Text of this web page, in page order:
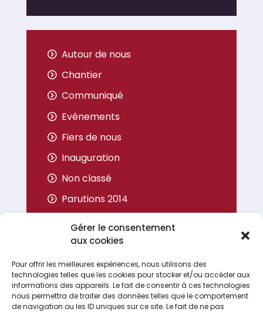
Gérer le consentement
aux cookies
Pour offrir les meilleures expériences, nous utilisons des
technologies telles que les cookies pour stocker et/ou accéder aux
informations des appareils. Le fait de consentir à ces technologies
nous permettra de traiter des données telles que le comportement
de navigation ou les ID uniques sur ce site. Le fait de ne pas
Autour de nous
Chantier
Communiqué
Evénements
Fiers de nous
Inauguration
Non classé
Parutions 2014
Parutions 2016
Parutions 2017
Portrait